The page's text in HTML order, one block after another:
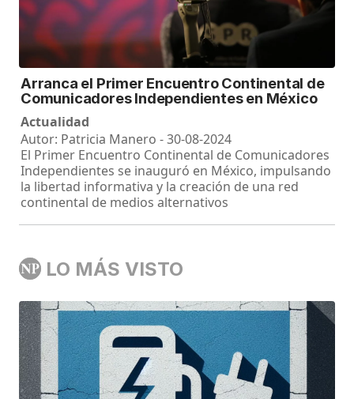
Arranca el Primer Encuentro Continental de
Comunicadores Independientes en México
Actualidad
Autor: Patricia Manero - 30-08-2024
El Primer Encuentro Continental de Comunicadores
Independientes se inauguró en México, impulsando
la libertad informativa y la creación de una red
continental de medios alternativos
LO MÁS VISTO